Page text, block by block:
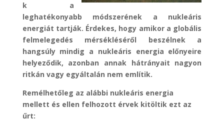
k a
leghatékonyabb módszerének a nukleáris
energiát tartják. Érdekes, hogy amikor a globális
felmelegedés mérsékléséről beszélnek a
hangsúly mindig a nukleáris energia előnyeire
helyeződik, azonban annak hátrányait nagyon
ritkán vagy egyáltalán nem említik.
Remélhetőleg az alábbi nukleáris energia
mellett és ellen felhozott érvek kitöltik ezt az
űrt: